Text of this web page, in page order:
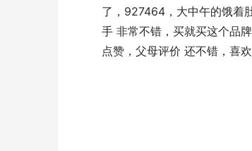
了，927464，大中午的饿着
手 非常不错，买就买这个品
点赞，父母评价 还不错，喜